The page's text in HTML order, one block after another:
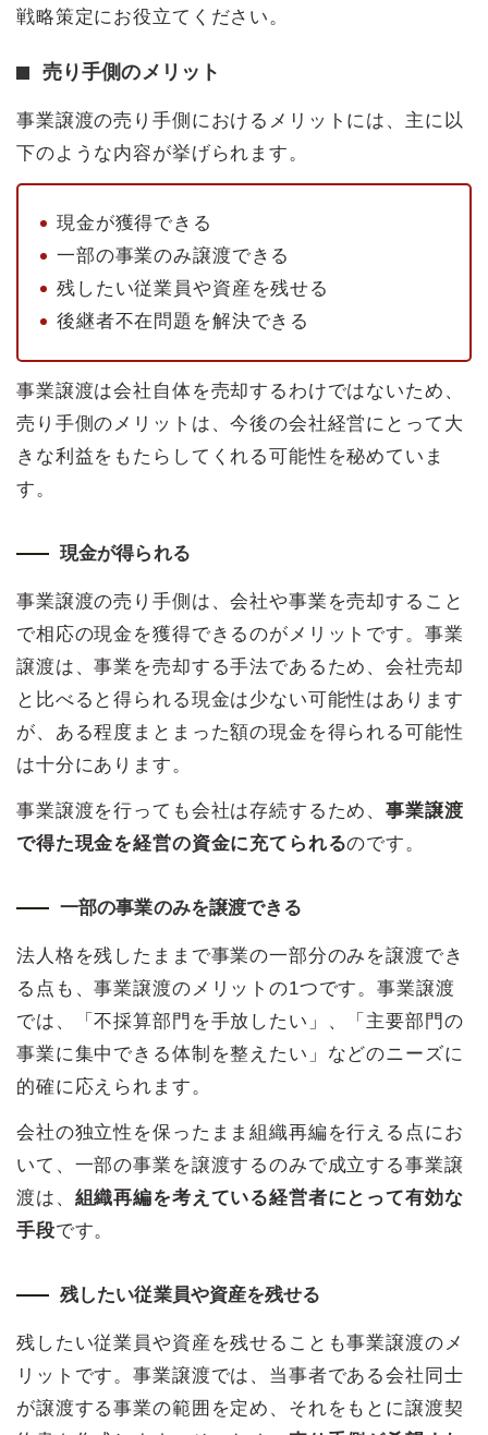
戦略策定にお役立てください。
売り手側のメリット
事業譲渡の売り手側におけるメリットには、主に以
下のような内容が挙げられます。
現金が獲得できる
一部の事業のみ譲渡できる
残したい従業員や資産を残せる
後継者不在問題を解決できる
事業譲渡は会社自体を売却するわけではないため、
売り手側のメリットは、今後の会社経営にとって大
きな利益をもたらしてくれる可能性を秘めていま
す。
現金が得られる
事業譲渡の売り手側は、会社や事業を売却すること
で相応の現金を獲得できるのがメリットです。事業
譲渡は、事業を売却する手法であるため、会社売却
と比べると得られる現金は少ない可能性はあります
が、ある程度まとまった額の現金を得られる可能性
は十分にあります。
事業譲渡を行っても会社は存続するため、事業譲渡
で得た現金を経営の資金に充てられるのです。
一部の事業のみを譲渡できる
法人格を残したままで事業の一部分のみを譲渡でき
る点も、事業譲渡のメリットの1つです。事業譲渡
では、「不採算部門を手放したい」、「主要部門の
事業に集中できる体制を整えたい」などのニーズに
的確に応えられます。
会社の独立性を保ったまま組織再編を行える点にお
いて、一部の事業を譲渡するのみで成立する事業譲
渡は、 組織再編を考えている経営者にとって有効な
手段です。
残したい従業員や資産を残せる
残したい従業員や資産を残せることも事業譲渡のメ
リットです。事業譲渡では、当事者である会社同士
が譲渡する事業の範囲を定め、それをもとに譲渡契